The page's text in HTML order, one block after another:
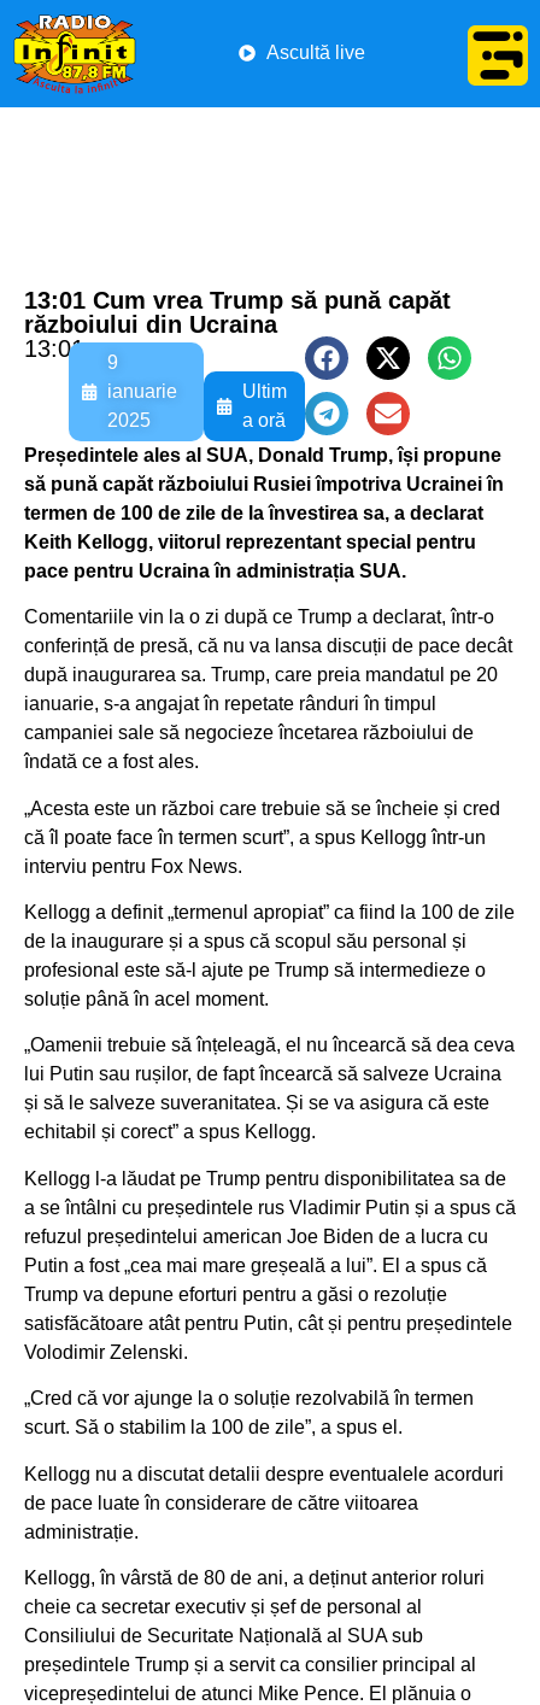
Ascultă live
13:01 Cum vrea Trump să pună capăt
războiului din Ucraina
13:01
9
ianuarie
2025
Ultim
a oră
Președintele ales al SUA, Donald Trump, își propune
să pună capăt războiului Rusiei împotriva Ucrainei în
termen de 100 de zile de la învestirea sa, a declarat
Keith Kellogg, viitorul reprezentant special pentru
pace pentru Ucraina în administrația SUA.
Comentariile vin la o zi după ce Trump a declarat, într-o
conferință de presă, că nu va lansa discuții de pace decât
după inaugurarea sa. Trump, care preia mandatul pe 20
ianuarie, s-a angajat în repetate rânduri în timpul
campaniei sale să negocieze încetarea războiului de
îndată ce a fost ales.
„Acesta este un război care trebuie să se încheie și cred
că îl poate face în termen scurt”, a spus Kellogg într-un
interviu pentru Fox News.
Kellogg a definit „termenul apropiat” ca fiind la 100 de zile
de la inaugurare și a spus că scopul său personal și
profesional este să-l ajute pe Trump să intermedieze o
soluție până în acel moment.
„Oamenii trebuie să înțeleagă, el nu încearcă să dea ceva
lui Putin sau rușilor, de fapt încearcă să salveze Ucraina
și să le salveze suveranitatea. Și se va asigura că este
echitabil și corect” a spus Kellogg.
Kellogg l-a lăudat pe Trump pentru disponibilitatea sa de
a se întâlni cu președintele rus Vladimir Putin și a spus că
refuzul președintelui american Joe Biden de a lucra cu
Putin a fost „cea mai mare greșeală a lui”. El a spus că
Trump va depune eforturi pentru a găsi o rezoluție
satisfăcătoare atât pentru Putin, cât și pentru președintele
Volodimir Zelenski.
„Cred că vor ajunge la o soluție rezolvabilă în termen
scurt. Să o stabilim la 100 de zile”, a spus el.
Kellogg nu a discutat detalii despre eventualele acorduri
de pace luate în considerare de către viitoarea
administrație.
Kellogg, în vârstă de 80 de ani, a deținut anterior roluri
cheie ca secretar executiv și șef de personal al
Consiliului de Securitate Națională al SUA sub
președintele Trump și a servit ca consilier principal al
vicepreședintelui de atunci Mike Pence. El plănuia o